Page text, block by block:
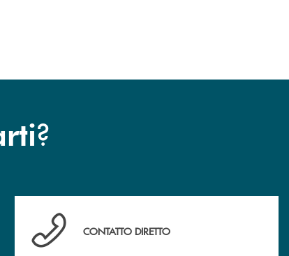
?
Hai bisogno di assistenza immediata ? Contattaci!
CONTATTO DIRETTO